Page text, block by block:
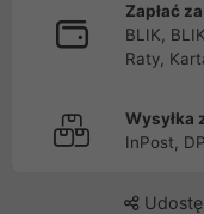
Zapłać
BLIK,
Raty,
Wysyłka
InPost,